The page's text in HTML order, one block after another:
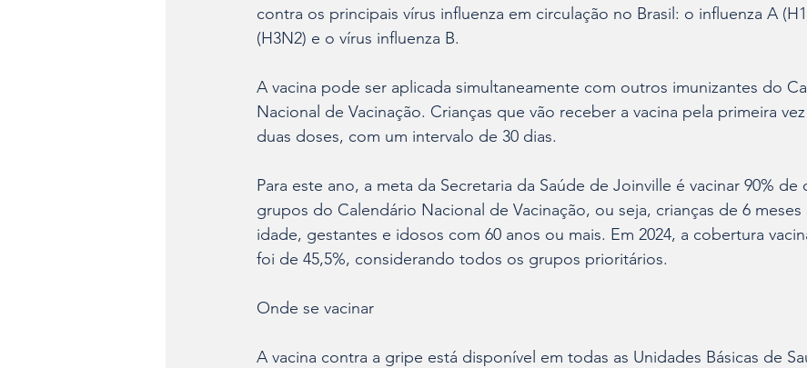
contra os principais vírus influenza em circulação no Brasil: o influenza A
(H3N2) e o vírus influenza B.
A vacina pode ser aplicada simultaneamente com outros imunizantes do
Nacional de Vacinação. Crianças que vão receber a vacina pela primeira
duas doses, com um intervalo de 30 dias.
Para este ano, a meta da Secretaria da Saúde de Joinville é vacinar 90% de
grupos do Calendário Nacional de Vacinação, ou seja, crianças de 6 meses
idade, gestantes e idosos com 60 anos ou mais. Em 2024, a cobertura
foi de 45,5%, considerando todos os grupos prioritários.
Onde se vacinar
A vacina contra a gripe está disponível em todas as Unidades Básicas de